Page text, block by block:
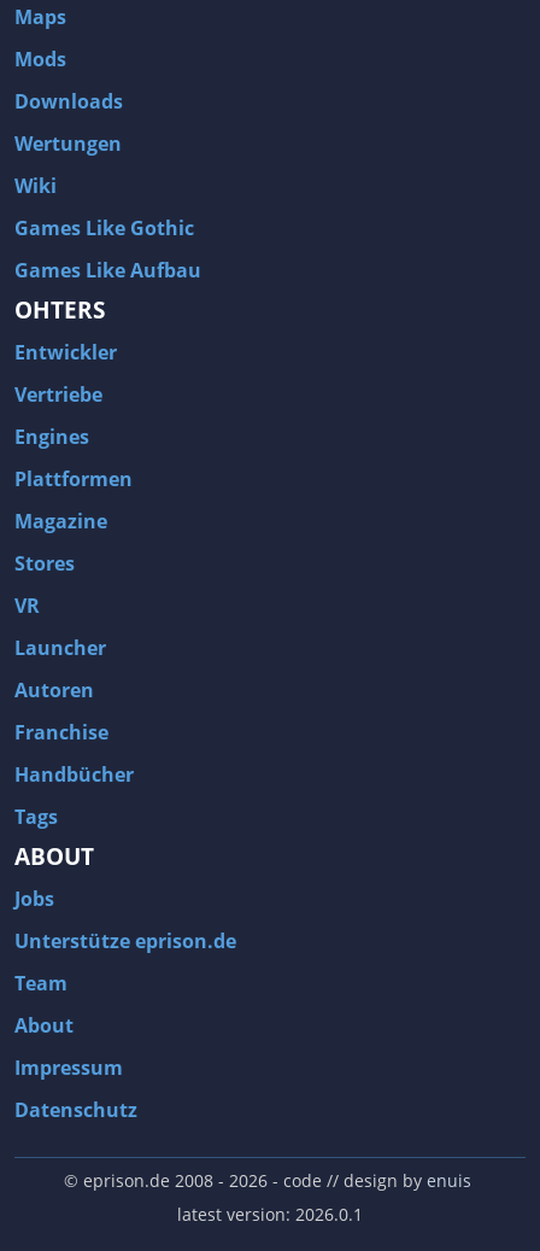
Maps
Mods
Downloads
Wertungen
Wiki
Games Like Gothic
Games Like Aufbau
OHTERS
Entwickler
Vertriebe
Engines
Plattformen
Magazine
Stores
VR
Launcher
Autoren
Franchise
Handbücher
Tags
ABOUT
Jobs
Unterstütze eprison.de
Team
About
Impressum
Datenschutz
© eprison.de 2008 - 2026- code // design by enuis
latest version: 2026.0.1